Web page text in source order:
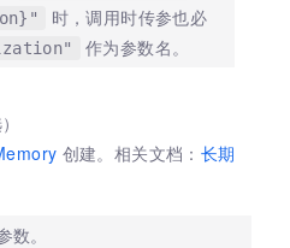
时，调用时传参也必
作为参数名。
创建。相关文档： 长期
数。